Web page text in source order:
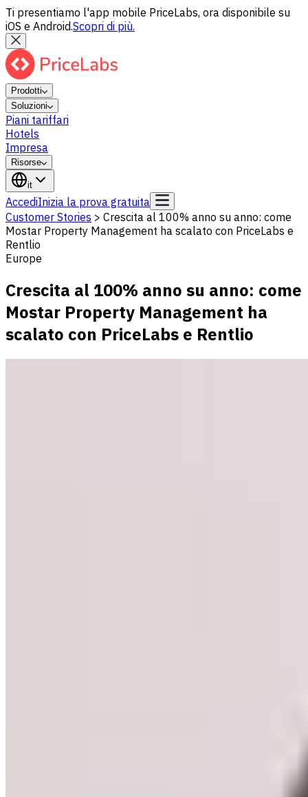
Ti presentiamo l'app mobile PriceLabs, ora disponibile su
iOS e Android.Scopri di più.
Prodotti
Soluzioni
Piani tariffari
Hotels
Impresa
Risorse
it
AccediInizia la prova gratuita
Customer Stories > Crescita al 100% anno su anno: come
Mostar Property Management ha scalato con PriceLabs e
Rentlio
Europe
Crescita al 100% anno su anno: come
Mostar Property Management ha
scalato con PriceLabs e Rentlio